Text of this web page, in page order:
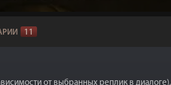
11
от выбранных реплик в